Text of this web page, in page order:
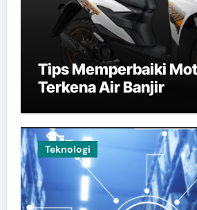
Tips Memperbaiki
Terkena Air Banjir
Teknologi